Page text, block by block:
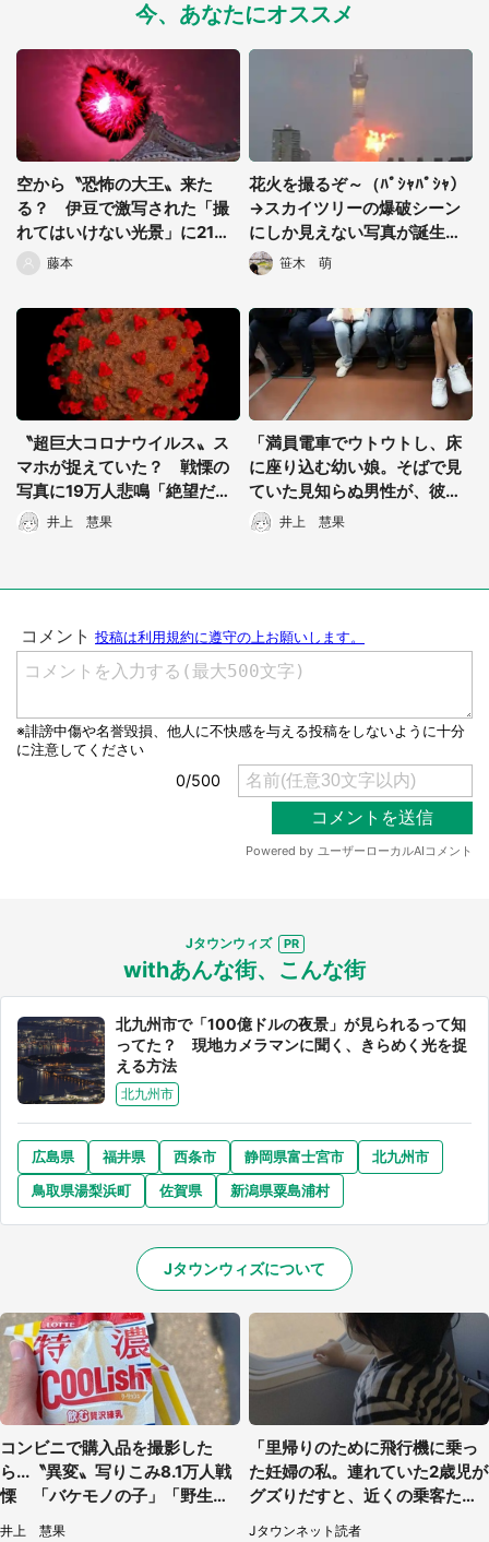
今、あなたにオススメ
空から〝恐怖の大王〟来た
る？ 伊豆で激写された「撮
れてはいけない光景」に21万
人戦慄
藤本
花火を撮るぞ～（ﾊﾟｼｬﾊﾟｼｬ）
→スカイツリーの爆破シーン
にしか見えない写真が誕生し
てしまう笹木 萌
〝超巨大コロナウイルス〟ス
マホが捉えていた？ 戦慄の
写真に19万人悲鳴「絶望だ」
「人類が滅ぶ90秒前」
井上 慧果
「満員電車でウトウトし、床
に座り込む幼い娘。そばで見
ていた見知らぬ男性が、彼女
を急に抱き上げて...」（三重
県・40代女性）
井上 慧果
Jタウンウィズ
withあんな街、こんな街
北九州市で「100億ドルの夜景」が見られるって知
ってた？ 現地カメラマンに聞く、きらめく光を捉
える方法
北九州市
広島県 福井県 西条市 静岡県富士宮市
北九州市
鳥取県湯梨浜町
佐賀県 新潟県粟島浦村
Jタウンウィズについて
コンビニで購入品を撮影した
ら...〝異変〟写りこみ8.1万人戦
慄 「バケモノの子」「野生の
ウルキオラだ」
井上 慧果
「里帰りのために飛行機に乗っ
た妊婦の私。連れていた2歳児が
グズりだすと、近くの乗客たち
が」（愛知県・40代女性）
Jタウンネット読者